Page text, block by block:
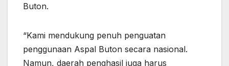
Buton.
“Kami mendukung penuh penguatan
penggunaan Aspal Buton secara nasional.
Namun, daerah penghasil juga harus